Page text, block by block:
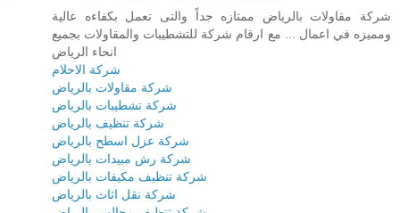
شركة مقاولات بالرياض ممتازه جداً والتى تعمل بكفاءه عالية
ومميزه في اعمال ... مع ارقام شركة للتشطيبات والمقاولات بجميع
انحاء الرياض
شركة الاحلام
شركة مقاولات بالرياض
شركة تشطيبات بالرياض
شركة تنظيف بالرياض
شركة عزل اسطح بالرياض
شركة رش مبيدات بالرياض
شركة تنظيف مكيفات بالرياض
شركة نقل اثاث بالرياض